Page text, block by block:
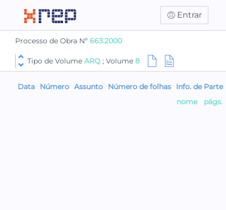
Entrar
Processo de Obra Nº 663:2000
Tipo de Volume ARQ ; Volume 8
Data Número Assunto Número de folhas
Info. de Parte
nome
págs.